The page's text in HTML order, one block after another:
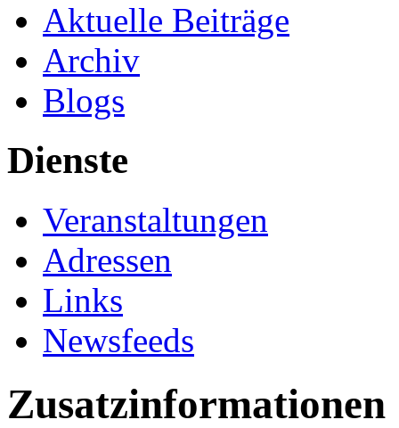
Aktuelle Beiträge
Archiv
Blogs
Dienste
Veranstaltungen
Adressen
Links
Newsfeeds
Zusatzinformationen